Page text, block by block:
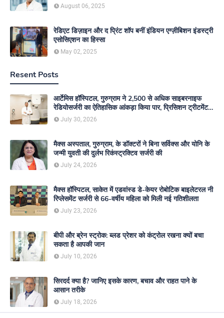
August 06, 2025
रेडिएट डिज़ाइन और द प्रिंट शॉप बनीं इंडियन एग्ज़ीबिशन इंडस्ट्री
एसोसिएशन का हिस्सा
May 02, 2025
Resent Posts
आर्टेमिस हॉस्पिटल, गुरुग्राम ने 2,500 से अधिक साइबरनाइफ
रेडियोसर्जरी का ऐतिहासिक आंकड़ा किया पार, प्रिसिशन ट्रीटमेंट में
मजबूत की अपनी अग्रणी पहचान
July 30, 2026
मैक्स अस्पताल, गुरुग्राम, के डॉक्टरों ने बिना सर्विक्स और योनि के
जन्मी युवती की दुर्लभ रिकंस्ट्रक्टिव सर्जरी की
July 24, 2026
मैक्स हॉस्पिटल, साकेत में एडवांस्ड डे-केयर रोबोटिक बाइलेटरल नी
रिप्लेसमेंट सर्जरी से 66-वर्षीय महिला को मिली नई गतिशीलता
July 23, 2026
बीपी और ब्रेन स्ट्रोक: ब्लड प्रेशर को कंट्रोल रखना क्यों बचा
सकता है आपकी जान
July 10, 2026
सिरदर्द क्या है? जानिए इसके कारण, बचाव और राहत पाने के
आसान तरीके
July 18, 2026